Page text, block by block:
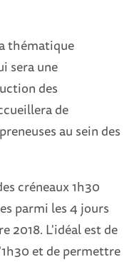
thématique
sera une
des
de
au sein des
créneaux 1h30
parmi les 4 jours
2018. L'idéal est de
et de permettre